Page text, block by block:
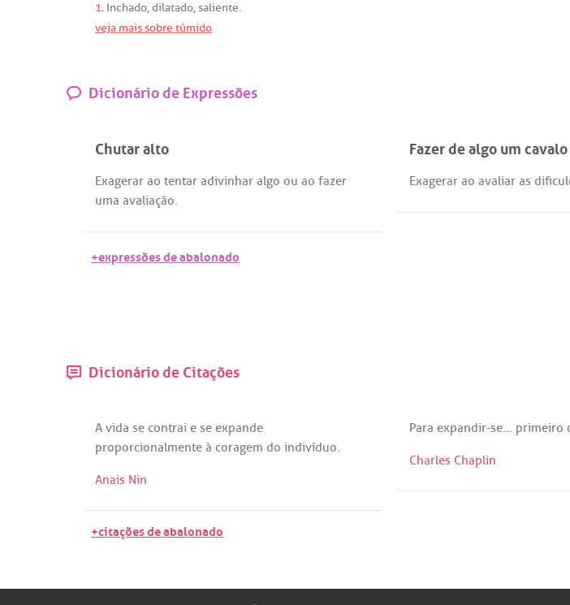
1. Inchado,dilatado,saliente.
veja mais sobre túmido
Dicionário de Expressões
Chutar alto
Exagerar ao tentar adivinhar algo ou ao fazer
uma avaliação.
Fazer de algo um
Exagerar ao avaliar as
+expressões de abalonado
Dicionário de Citações
A vida se contrai e se expande
proporcionalmente à coragem do indivíduo.
Anais Nin
Para expandir-se... primeiro
Charles Chaplin
+citações de abalonado